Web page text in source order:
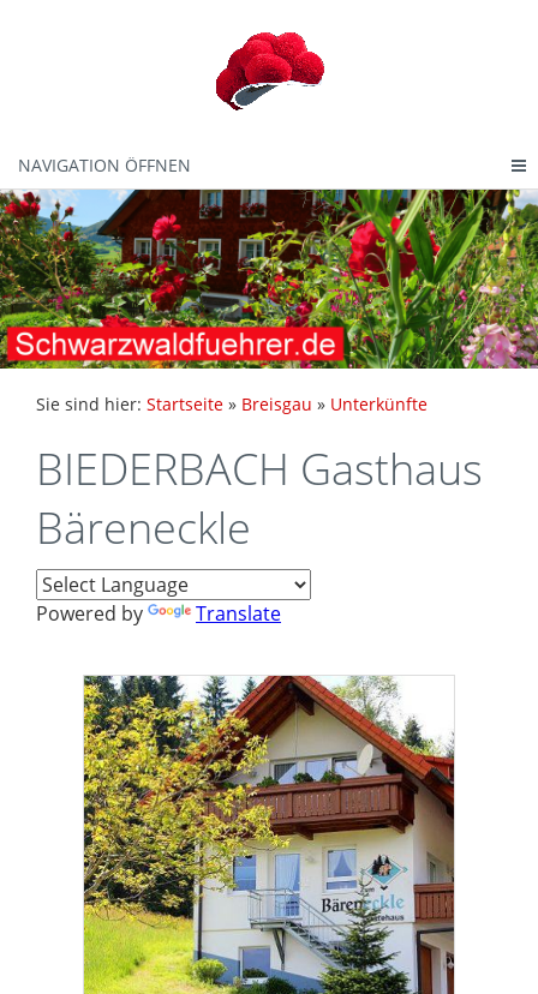
NAVIGATION ÖFFNEN
Sie sind hier: Startseite » Breisgau » Unterkünfte
BIEDERBACH Gasthaus
Bäreneckle
Powered by Translate